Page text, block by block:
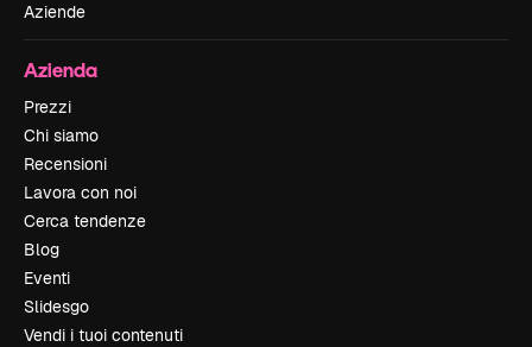
Aziende
Azienda
Prezzi
Chi siamo
Recensioni
Lavora con noi
Cerca tendenze
Blog
Eventi
Slidesgo
Vendi i tuoi contenuti